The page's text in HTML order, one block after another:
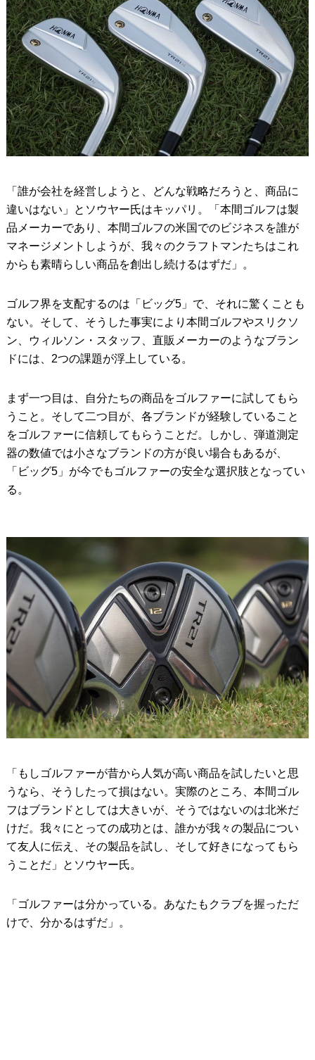
「誰が会社を経営しようと、どんな戦略だろうと、商品に
違いはない」とソウヤー氏はキッパリ。「本間ゴルフは製
品メーカーであり、本間ゴルフの米国でのビジネスを誰が
マネージメントしようが、我々のクラフトマンたちはこれ
からも素晴らしい商品を創出し続けるはずだ」。
ゴルフ界を支配するのは「ビッグ5」で、それに驚くことも
ない。そして、そうした事実により本間ゴルフやスリクソ
ン、ウィルソン・スタッフ、直販メーカーのようなブラン
ドには、2つの課題が浮上している。
まず一つ目は、自分たちの商品をゴルファーに試してもら
うこと。そして二つ目が、各ブランドが経験していること
をゴルファーに信頼してもらうことだ。しかし、弾道測定
器の数値では小さなブランドの方が良い場合もあるが、
「ビッグ5」が今でもゴルファーの安全な選択肢となってい
る。
「もしゴルファーが昔から人気が高い商品を試したいと思
うなら、そうしたって損はない。実際のところ、本間ゴル
フはブランドとしては大きいが、そうではないのは北米だ
けだ。我々にとっての成功とは、誰かが我々の製品につい
て友人に伝え、その製品を試し、そして好きになってもら
うことだ」とソウヤー氏。
「ゴルファーは分かっている。あなたもクラブを握っただ
けで、分かるはずだ」。